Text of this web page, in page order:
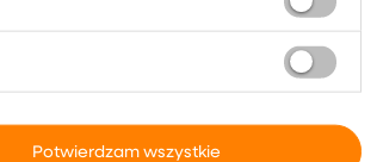
Potwierdzam wszystkie